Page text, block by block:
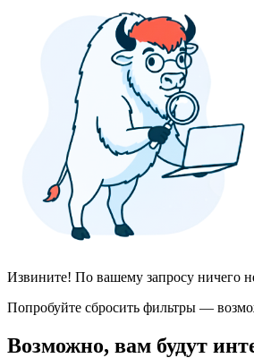
Извините! По вашему запросу ничего
Попробуйте сбросить фильтры —
Возможно, вам будут